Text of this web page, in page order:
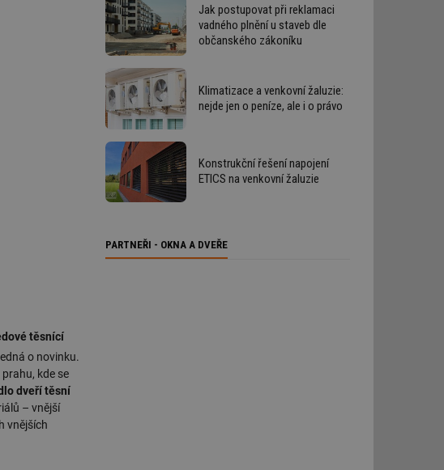
těsnící
o novinku.
kde se
dveří těsní
– vnější
vnějších
Jak postupovat při reklamaci
vadného plnění u staveb dle
občanského zákoníku
Klimatizace a venkovní žaluzie:
nejde jen o peníze, ale i o právo
Konstrukční řešení napojení
ETICS na venkovní žaluzie
PARTNEŘI - OKNA A DVEŘE